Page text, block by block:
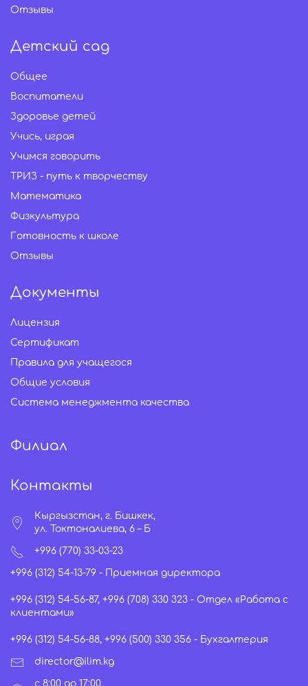
Отзывы
Детский сад
Общее
Воспитатели
Здоровье детей
Учись, играя
Учимся говорить
ТРИЗ - путь к творчеству
Математика
Физкультура
Готовность к школе
Отзывы
Документы
Лицензия
Сертификат
Правила для учащегося
Общие условия
Система менеджмента качества
Филиал
Контакты
Кыргызстан, г. Бишкек,
ул. Токтоналиева, 6 – Б
+996 (770) 33-03-23
+996 (312) 54-13-79 - Приемная директора
+996 (312) 54-56-87, +996 (708) 330 323 - Отдел «Работа с
клиентами»
+996 (312) 54-56-88, +996 (500) 330 356 - Бухгалтерия
director@ilim.kg
с 8:00 до 17:00